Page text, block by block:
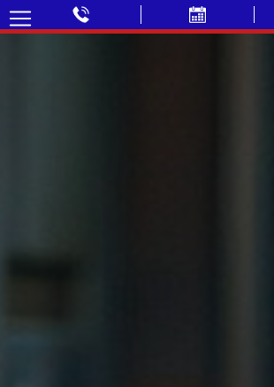
✓ Déplacement GRATUIT
✓ Prix fixe annoncé
✓ Sans majoration soir & week-end
✓